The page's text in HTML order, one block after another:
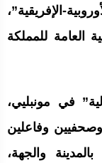
الإفريقية”،
العامة للمملكة
في مونبليي،
وفاعلين
والجهة،